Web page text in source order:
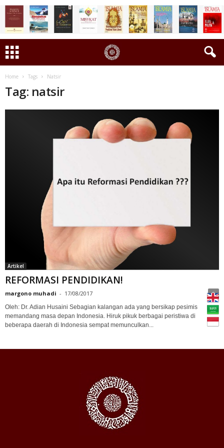
Home Tags Natsir
Tag: natsir
Artikel
REFORMASI PENDIDIKAN!
margono muhadi - 17/08/2017 0
Oleh: Dr. Adian Husaini Sebagian kalangan ada yang bersikap pesimis
memandang masa depan Indonesia. Hiruk pikuk berbagai peristiwa di
beberapa daerah di Indonesia sempat memunculkan...